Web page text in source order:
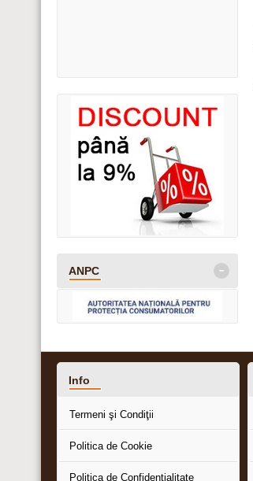
ANPC -
Info
Termeni şi Condiţii
Politica de Cookie
Politica de Confidențialitate